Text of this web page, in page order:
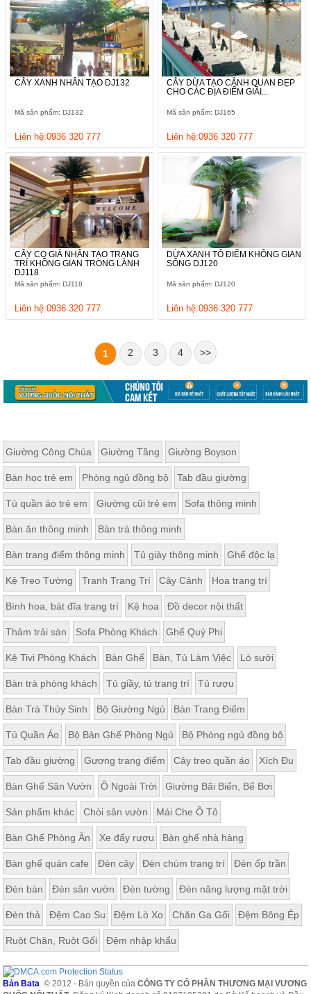
CÂY XANH NHÂN TẠO DJ132
Mã sản phẩm: DJ132
Liên hệ:0936 320 777
CÂY DỪA TẠO CẢNH QUAN ĐẸP
CHO CÁC ĐỊA ĐIỂM GIẢI...
Mã sản phẩm: DJ165
Liên hệ:0936 320 777
CÂY CỌ GIẢ NHÂN TẠO TRANG
TRÍ KHÔNG GIAN TRONG LÀNH
DJ118
Mã sản phẩm: DJ118
Liên hệ:0936 320 777
DỪA XANH TÔ ĐIỂM KHÔNG GIAN
SỐNG DJ120
Mã sản phẩm: DJ120
Liên hệ:0936 320 777
1 2 3 4 >>
Giường Công Chúa Giường Tầng Giường Boyson
Bàn học trẻ em Phòng ngủ đồng bộ Tab đầu giường
Tủ quần áo trẻ em Giường cũi trẻ em Sofa thông minh
Bàn ăn thông minh Bàn trà thông minh
Bàn trang điểm thông minh Tủ giày thông minh Ghế độc lạ
Kệ Treo Tường Tranh Trang Trí Cây Cảnh Hoa trang trí
Bình hoa, bát đĩa trang trí Kệ hoa Đồ decor nội thất
Thảm trải sàn Sofa Phòng Khách Ghế Quý Phi
Kệ Tivi Phòng Khách Bàn Ghế Bàn, Tủ Làm Việc Lò sưởi
Bàn trà phòng khách Tủ giầy, tủ trang trí Tủ rượu
Bàn Trà Thủy Sinh Bộ Giường Ngủ Bàn Trang Điểm
Tủ Quần Áo Bộ Bàn Ghế Phòng Ngủ Bộ Phòng ngủ đồng bộ
Tab đầu giường Gương trang điểm Cây treo quần áo Xích Đu
Bàn Ghế Sân Vườn Ô Ngoài Trời Giường Bãi Biển, Bể Bơi
Sản phẩm khác Chòi sân vườn Mái Che Ô Tô
Bàn Ghế Phòng Ăn Xe đẩy rượu Bàn ghế nhà hàng
Bàn ghế quán cafe Đèn cây Đèn chùm trang trí Đèn ốp trần
Đèn bàn Đèn sân vườn Đèn tường Đèn năng lượng mặt trời
Đèn thả Đệm Cao Su Đệm Lò Xo Chăn Ga Gối Đệm Bông Ép
Ruột Chăn, Ruột Gối Đệm nhập khẩu
Bản Bata © 2012 - Bản quyền củaCÔNG TY CỔ PHẦN THƯƠNG MẠI VƯƠNG